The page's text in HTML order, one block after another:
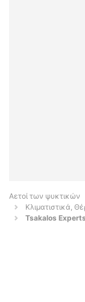
Αετοί των ψυκτικών
Κλιματιστικά,
Tsakalos Experts